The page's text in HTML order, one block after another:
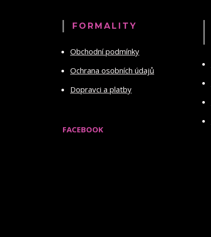
FORMALITY
Obchodní podmínky
Ochrana osobních údajů
Dopravci a platby
FACEBOOK